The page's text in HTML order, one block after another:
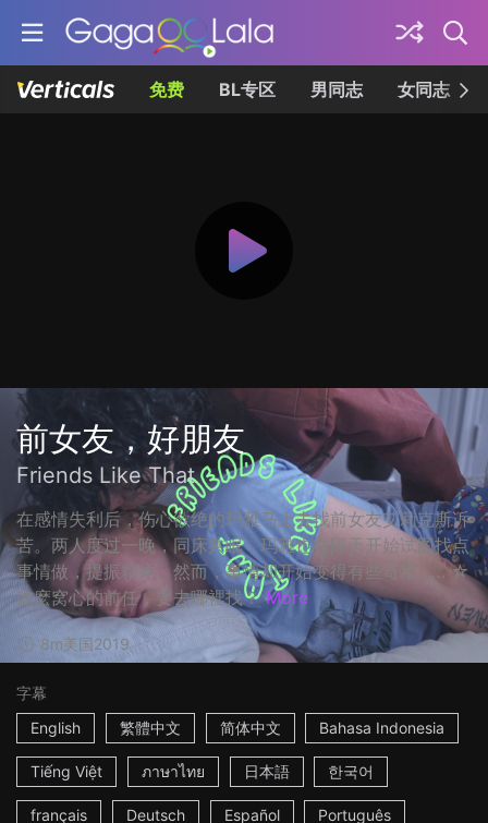
免费 BL专区 男同志 女同志
前女友，好朋友
Friends Like That
在感情失利后，伤心欲绝的玛雅马上去找前女友艾莉克斯诉
苦。两人度过一晚，同床共眠，玛雅也在隔天开始试图找点
事情做，提振精神。然而，事情却开始变得有些奇怪…… ☆
这麽窝心的前任，要去哪裡找？ More
8m美国2019
字幕
English
繁體中文 简体中文 Bahasa Indonesia
Tiếng Việt ภาษาไทย 日本語 한국어
français Deutsch Español Português